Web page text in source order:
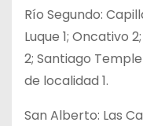
Río Segundo:
Luque 1; Oncativo
2; Santiago Temple
de localidad 1.
San Alberto: Las